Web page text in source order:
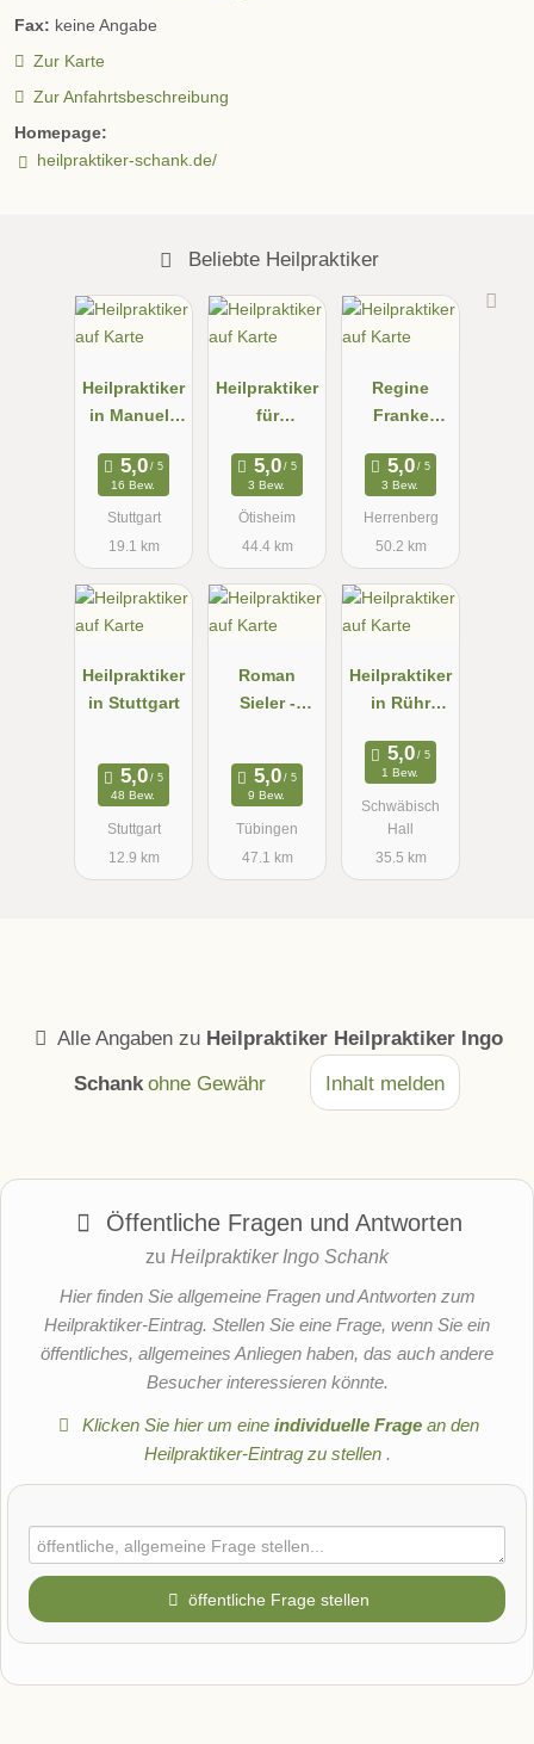
Fax: keine Angabe
Zur Karte
Zur Anfahrtsbeschreibung
Homepage:
heilpraktiker-schank.de/
Beliebte Heilpraktiker
Heilpraktiker
in Manuela
16 Bew.
Stuttgart
19.1 km
Heilpraktiker
für
pie N.
Raess-
Beuchle
3 Bew.
Ötisheim
44.4 km
Regine
Franke
in
3 Bew.
Herrenberg
50.2 km
Heilpraktiker
in Stuttgart
48 Bew.
Stuttgart
12.9 km
Roman
Sieler -
Heilpraktiker
9 Bew.
Tübingen
47.1 km
Heilpraktiker
in Rühr
1 Bew.
Schwäbisch
Hall
35.5 km
Alle Angaben zu Heilpraktiker Heilpraktiker Ingo
Schank ohne Gewähr Inhalt melden
Öffentliche Fragen und Antworten
zu Heilpraktiker Ingo Schank
Hier finden Sie allgemeine Fragen und Antworten zum
Heilpraktiker-Eintrag. Stellen Sie eine Frage, wenn Sie ein
öffentliches, allgemeines Anliegen haben, das auch andere
Besucher interessieren könnte.
Klicken Sie hier um eineindividuelle Frage an den
Heilpraktiker-Eintrag zu stellen .
öffentliche Frage stellen